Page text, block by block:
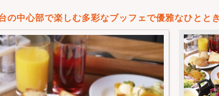
の中心部で楽しむ多彩なブッフェで優雅なひとと